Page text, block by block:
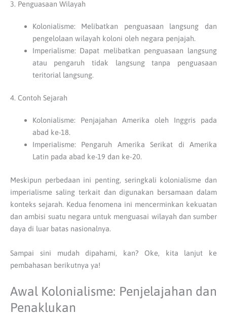
3. Penguasaan Wilayah
Kolonialisme: Melibatkan penguasaan langsung dan
pengelolaan wilayah koloni oleh negara penjajah.
Imperialisme: Dapat melibatkan penguasaan langsung
atau pengaruh tidak langsung tanpa penguasaan
teritorial langsung.
4. Contoh Sejarah
Kolonialisme: Penjajahan Amerika oleh Inggris pada
abad ke-18.
Imperialisme: Pengaruh Amerika Serikat di Amerika
Latin pada abad ke-19 dan ke-20.
Meskipun perbedaan ini penting, seringkali kolonialisme dan
imperialisme saling terkait dan digunakan bersamaan dalam
konteks sejarah. Kedua fenomena ini mencerminkan kekuatan
dan ambisi suatu negara untuk menguasai wilayah dan sumber
daya di luar batas nasionalnya.
Sampai sini mudah dipahami, kan? Oke, kita lanjut ke
pembahasan berikutnya ya!
Awal Kolonialisme: Penjelajahan dan
Penaklukan